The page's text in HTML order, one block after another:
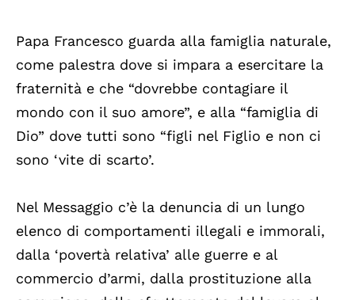
Papa Francesco guarda alla famiglia naturale,
come palestra dove si impara a esercitare la
fraternità e che “dovrebbe contagiare il
mondo con il suo amore”, e alla “famiglia di
Dio” dove tutti sono “figli nel Figlio e non ci
sono ‘vite di scarto’.
Nel Messaggio c’è la denuncia di un lungo
elenco di comportamenti illegali e immorali,
dalla ‘povertà relativa’ alle guerre e al
commercio d’armi, dalla prostituzione alla